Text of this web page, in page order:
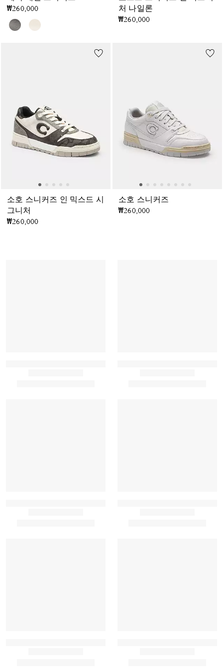
₩260,000
처 나일론
₩260,000
소호 스니커즈 인 믹스드 시
그니처
₩260,000
소호 스니커즈
₩260,000